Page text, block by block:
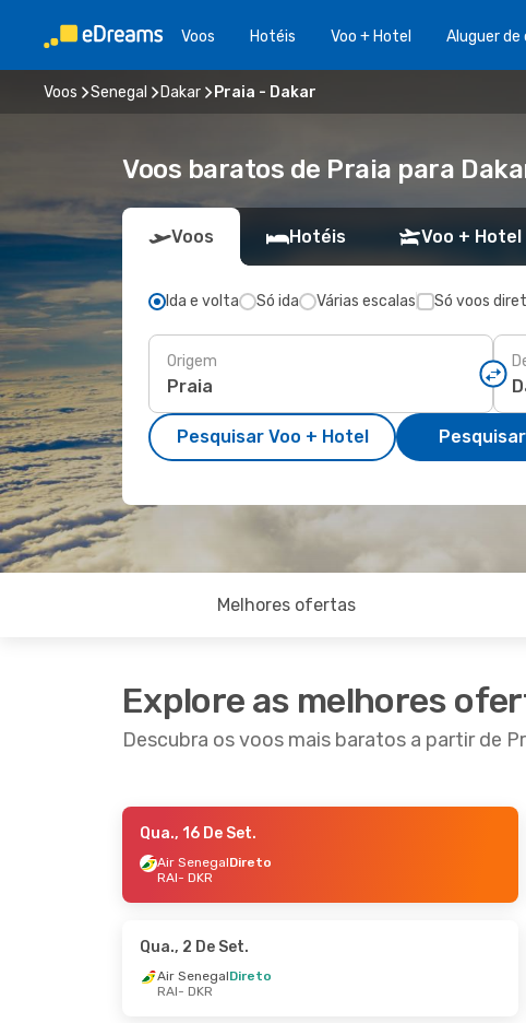
Voos Hotéis Voo + Hotel Aluguer de
Voos Senegal Dakar Praia - Dakar
Voos baratos de Praia para
Voos Hotéis Voo + Hotel
Ida e volta Só ida Várias escalas Só voos
Origem
Pesquisar Voo + Hotel
Melhores ofertas
Explore as melhores
Descubra os voos mais baratos a partir de
- Dom., 23 De Ago.
- Dom., 13 De Set.
Qua., 16 De Set.
Air SenegalDireto
RAI- DKR
Qua., 2 De Set.
Air SenegalDireto
RAI- DKR